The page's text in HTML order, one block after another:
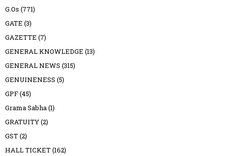
G.Os (771)
GATE (3)
GAZETTE (7)
GENERAL KNOWLEDGE (13)
GENERAL NEWS (315)
GENUINENESS (5)
GPF(45)
Grama Sabha(1)
GRATUITY(2)
GST(2)
HALL TICKET(162)